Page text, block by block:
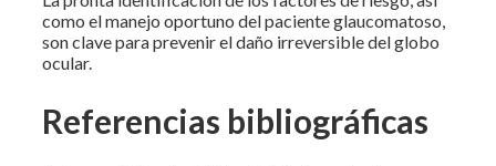
como el manejo oportuno del paciente glaucomatoso,
son clave para prevenir el daño irreversible del globo
ocular.
Referencias bibliográficas